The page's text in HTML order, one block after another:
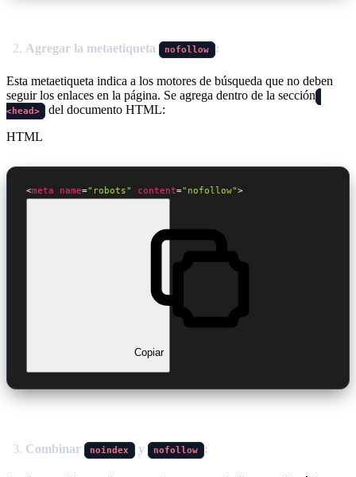
Agregar la metaetiqueta nofollow :
Esta metaetiqueta indica a los motores de búsqueda que no deben
seguir los enlaces en la página. Se agrega dentro de la sección
<head>
del documento HTML:
HTML
<meta name="robots" content="nofollow">
Copiar
Combinar noindex y nofollow :